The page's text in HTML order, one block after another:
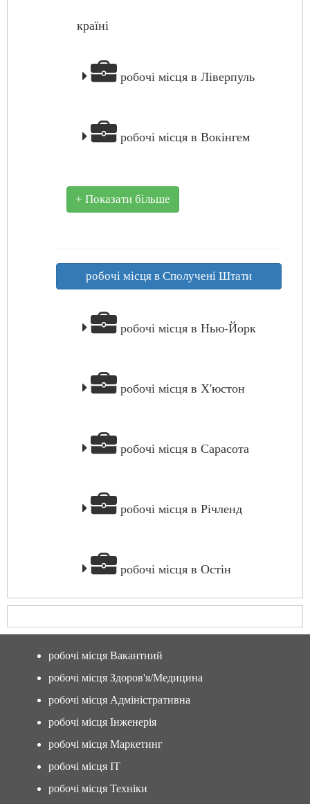
країні
робочі місця в Ліверпуль
робочі місця в Вокінгем
+ Показати більше
робочі місця в Сполучені Штати
робочі місця в Нью-Йорк
робочі місця в Х'юстон
робочі місця в Сарасота
робочі місця в Річленд
робочі місця в Остін
робочі місця Вакантний
робочі місця Здоров'я/Медицина
робочі місця Адміністративна
робочі місця Інженерія
робочі місця Маркетинг
робочі місця IT
робочі місця Техніки